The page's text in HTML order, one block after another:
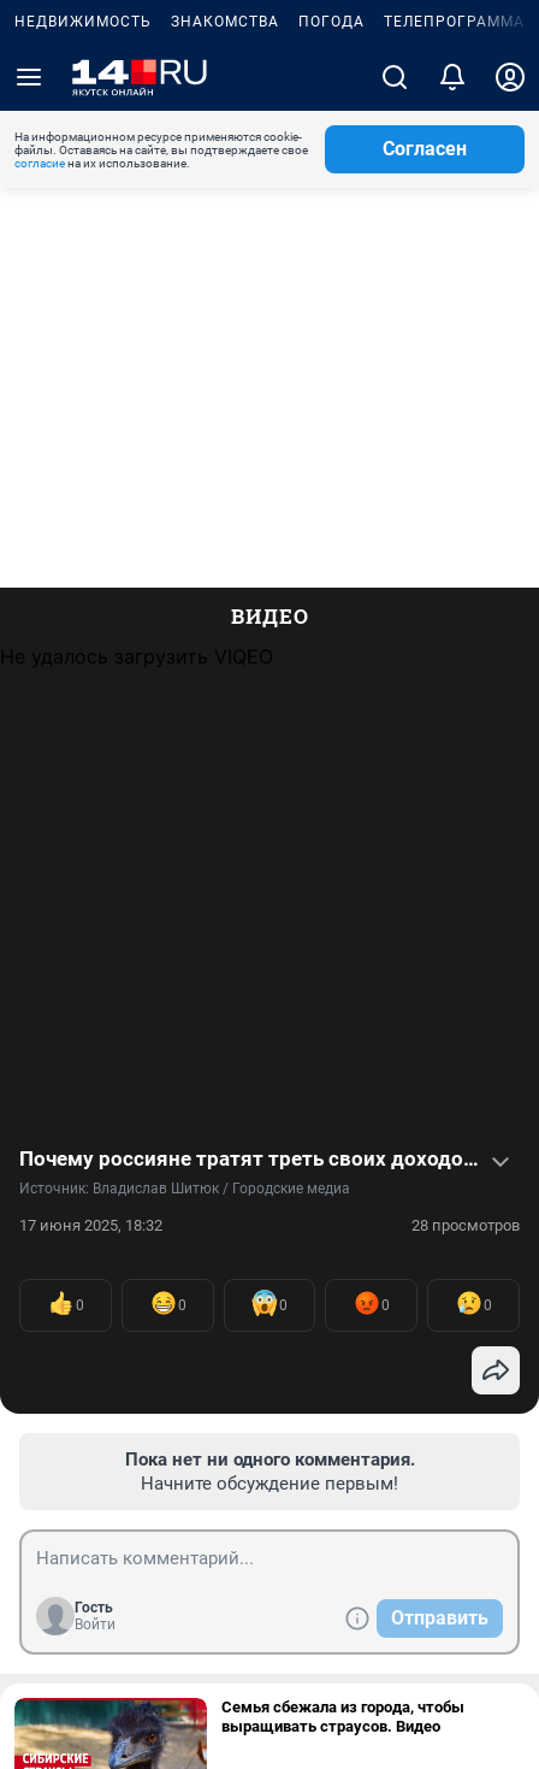
НЕДВИЖИМОСТЬ ЗНАКОМСТВА ПОГОДА ТЕЛЕПРОГРАММА
На информационном ресурсе применяются cookie-
файлы. Оставаясь на сайте, вы подтверждаете свое
согласиена их использование.
Согласен
ВИДЕО
Не удалось загрузить VIQEO
Почему россияне тратят треть своих доходов на еду? Видео
Источник: Владислав Шитюк / Городские медиа
17 июня 2025, 18:32 28 просмотров
0 0 0 0 0
Пока нет ни одного комментария.
Начните обсуждение первым!
Гость
Войти
Отправить
Семья сбежала из города, чтобы
выращивать страусов. Видео